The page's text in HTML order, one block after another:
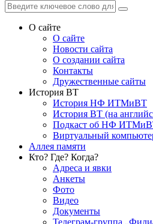
О сайте
О сайте
Новости сайта
О создании сайта
Контакты
Дружественные сайты
История ВТ
История НФ ИТМиВТ
История ВТ (на
Подкаст об НФ
Виртуальный
Аллея памяти
Кто? Где? Когда?
Адреса и явки
Анкеты
Фото
Видео
Документы
Телеграм-группа